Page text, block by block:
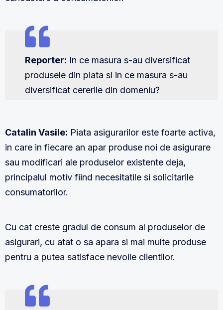
Reporter: In ce masura s-au diversificat
produsele din piata si in ce masura s-au
diversificat cererile din domeniu?
Catalin Vasile: Piata asigurarilor este foarte activa,
in care in fiecare an apar produse noi de asigurare
sau modificari ale produselor existente deja,
principalul motiv fiind necesitatile si solicitarile
consumatorilor.
Cu cat creste gradul de consum al produselor de
asigurari, cu atat o sa apara si mai multe produse
pentru a putea satisface nevoile clientilor.